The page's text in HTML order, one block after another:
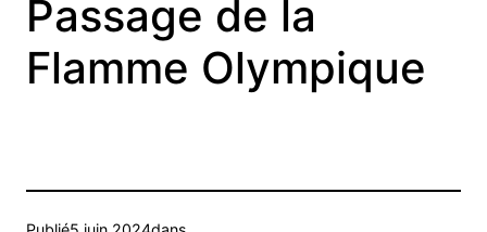
Passage de la
Flamme Olympique